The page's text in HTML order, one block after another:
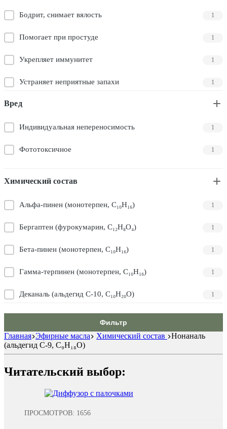
Бодрит, снимает вялость 1
Помогает при простуде 1
Укрепляет иммунитет 1
Устраняет неприятные запахи 1
Вред
Индивидуальная непереносимость 1
Фототоксичное 1
Химический состав
Альфа-пинен (монотерпен, C₁₀H₁₆) 1
Бергаптен (фурокумарин, C₁₂H₈O₄) 1
Бета-пинен (монотерпен, C₁₀H₁₆) 1
Гамма-терпинен (монотерпен, C₁₀H₁₆) 1
Деканаль (альдегид С‑10, C₁₀H₂₀O) 1
Мирцен (монотерпен, C₁₀H₁₆)
Фильтр
Главная Эфирные масла Химический состав
Нонаналь
(альдегид С‑9, C₉H₁₈O)
Читательский выбор:
ПРОСМОТРОВ: 1656